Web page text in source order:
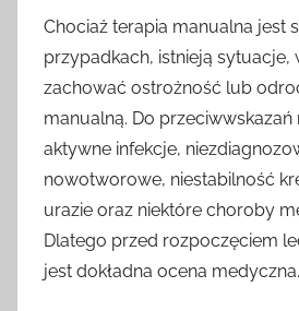
Chociaż terapia manualna jest
przypadkach, istnieją sytuacje,
zachować ostrożność lub
manualną. Do przeciwwskazań
aktywne infekcje,
nowotworowe, niestabilność
urazie oraz niektóre choroby
Dlatego przed rozpoczęciem
jest dokładna ocena medyczna.